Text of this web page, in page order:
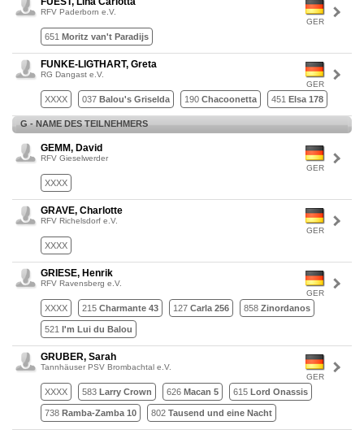
GER
RFV Paderborn e.V.
651 Moritz van't Paradijs
GER
FUNKE-LIGTHART, Greta
RG Dangast e.V.
XXXX 037 Balou's Griselda 190 Chacoonetta 451 Elsa 178
G - NAME DES TEILNEHMERS
GER
GEMM, David
RFV Gieselwerder
XXXX
GER
GRAVE, Charlotte
RFV Richelsdorf e.V.
XXXX
GER
GRIESE, Henrik
RFV Ravensberg e.V.
XXXX 215 Charmante 43 127 Carla 256 858 Zinordanos
521 I'm Lui du Balou
GER
GRUBER, Sarah
Tannhäuser PSV Brombachtal e.V.
XXXX 583 Larry Crown 626 Macan 5 615 Lord Onassis
738 Ramba-Zamba 10 802 Tausend und eine Nacht